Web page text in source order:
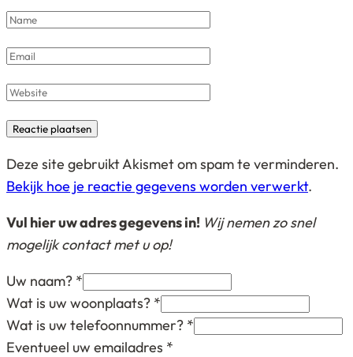
Name*
Email*
Website
Deze site gebruikt Akismet om spam te verminderen.
Bekijk hoe je reactie gegevens worden verwerkt.
Vul hier uw adres gegevens in! Wij nemen zo snel
mogelijk contact met u op!
Uw naam? *
Wat is uw woonplaats? *
Wat is uw telefoonnummer? *
Eventueel uw emailadres *